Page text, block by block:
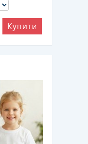
Купити